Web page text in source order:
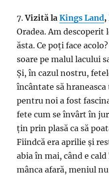
7.Vizită laKings Land,
Oradea. Am
ăsta. Ce poți face
soare pe malul lacului
Și, în cazul nostru,
încântate să
pentru noi a fost
fete cum se învârt în
țin prin plasă ca să
Fiindcă era aprilie și
abia în mai, când e
mânca afară, meniul